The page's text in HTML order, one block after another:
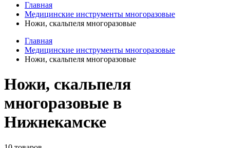
Главная
Медицинские инструменты многоразовые
Ножи, скальпеля многоразовые
Главная
Медицинские инструменты многоразовые
Ножи, скальпеля многоразовые
Ножи, скальпеля
многоразовые в
Нижнекамске